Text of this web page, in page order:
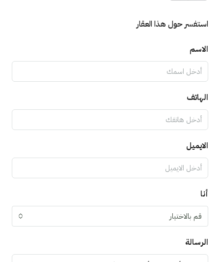
استفسر حول هذا العقار
الاسم
الهاتف
الايميل
أنا
قم بالاختيار
الرسالة